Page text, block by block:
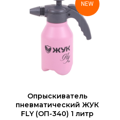
NEW
Опрыскиватель
пневматический ЖУК
FLY (ОП-340) 1 литр